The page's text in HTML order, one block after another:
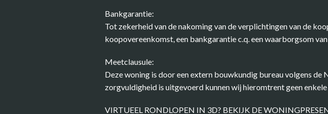
Bankgarantie:
Tot zekerheid van de nakoming van de verplichtingen van de
koopovereenkomst, een bankgarantie c.q. een waarborgsom
Meetclausule:
Deze woning is door een extern bouwkundig bureau volgens
zorgvuldigheid is uitgevoerd kunnen wij hieromtrent geen
VIRTUEEL RONDLOPEN IN 3D? BEKIJK DE